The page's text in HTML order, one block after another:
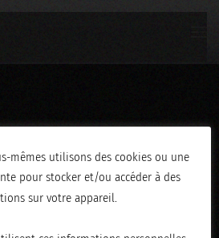
.
mêmes utilisons des cookies ou une
pour stocker et/ou accéder à des
sur votre appareil.